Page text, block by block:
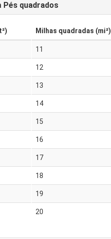
Pés quadrados
Milhas quadradas (mi²)
11
12
13
14
15
16
17
18
19
20